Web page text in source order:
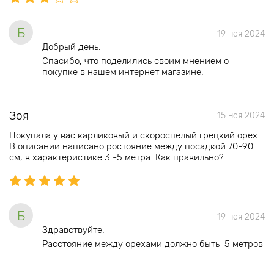
Б 19 ноя 2024
Добрый день.
Спасибо, что поделились своим мнением о
покупке в нашем интернет магазине.
Зоя 15 ноя 2024
Покупала у вас карликовый и скороспелый грецкий орех.
В описании написано ростояние между посадкой 70-90
см, в характеристике 3 -5 метра. Как правильно?
Б 19 ноя 2024
Здравствуйте.
Расстояние между орехами должно быть 5 метров